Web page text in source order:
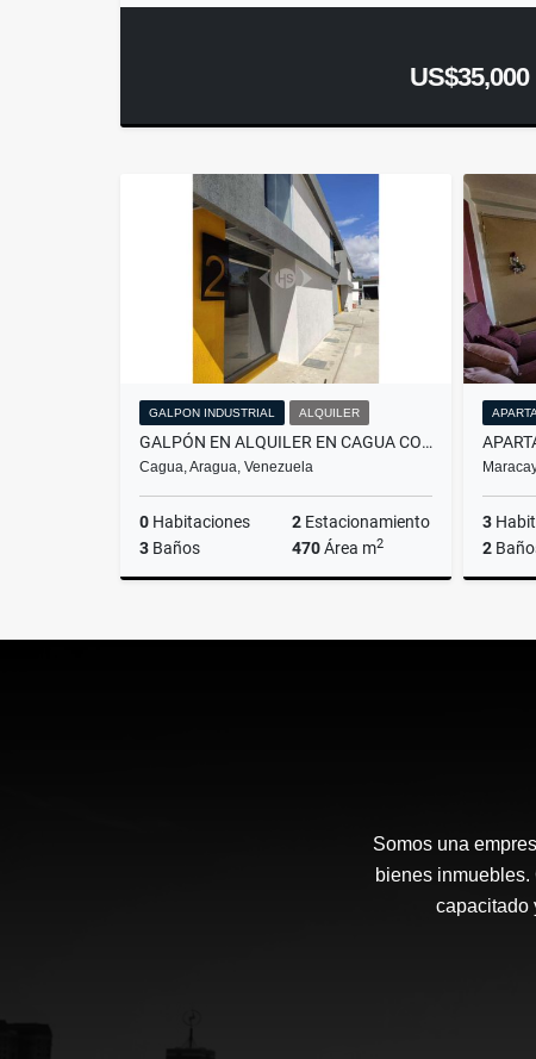
US$35,000
GALPON INDUSTRIAL ALQUILER
GALPÓN EN ALQUILER EN CAGUA CONDOMINIO PRIVADO EDO ARAGUA
Cagua, Aragua, Venezuela
0 Habitaciones 2 Estacionamiento
3 Baños 470Área m2
US$1,400
3
2
Somos una
bienes
capacitado